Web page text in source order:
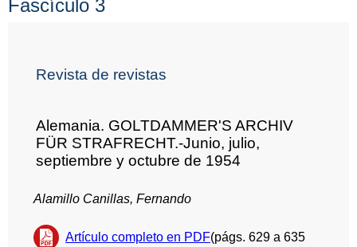
Fascículo 3
Revista de revistas
Alemania. GOLTDAMMER'S ARCHIV
FÜR STRAFRECHT.-Junio, julio,
septiembre y octubre de 1954
Alamillo Canillas, Fernando
Artículo completo en PDF(págs. 629 a 635